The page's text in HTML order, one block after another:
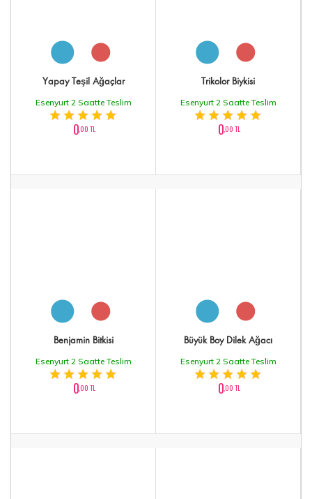
Yapay Teşil Ağaçlar
Esenyurt 2 Saatte Teslim
0,00 TL
Trikolor Biykisi
Esenyurt 2 Saatte Teslim
0,00 TL
Benjamin Bitkisi
Esenyurt 2 Saatte Teslim
0,00 TL
Büyük Boy Dilek Ağacı
Esenyurt 2 Saatte Teslim
0,00 TL